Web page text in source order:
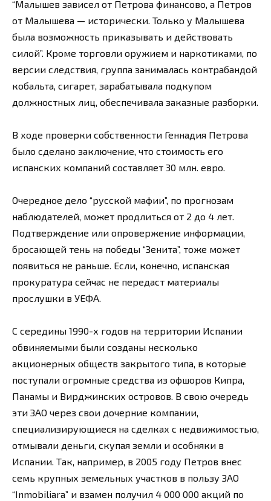
“Малышев зависел от Петрова финансово, а Петров
от Малышева — исторически. Только у Малышева
была возможность приказывать и действовать
силой”. Кроме торговли оружием и наркотиками, по
версии следствия, группа занималась контрабандой
кобальта, сигарет, зарабатывала подкупом
должностных лиц, обеспечивала заказные разборки.
В ходе проверки собственности Геннадия Петрова
было сделано заключение, что стоимость его
испанских компаний составляет 30 млн. евро.
Очередное дело “русской мафии”, по прогнозам
наблюдателей, может продлиться от 2 до 4 лет.
Подтверждение или опровержение информации,
бросающей тень на победы “Зенита”, тоже может
появиться не раньше. Если, конечно, испанская
прокуратура сейчас не передаст материалы
прослушки в УЕФА.
С середины 1990-х годов на территории Испании
обвиняемыми были созданы несколько
акционерных обществ закрытого типа, в которые
поступали огромные средства из офшоров Кипра,
Панамы и Вирджинских островов. В свою очередь
эти ЗАО через свои дочерние компании,
специализирующиеся на сделках с недвижимостью,
отмывали деньги, скупая земли и особняки в
Испании. Так, например, в 2005 году Петров внес
семь крупных земельных участков в пользу ЗАО
“Inmobiliarа” и взамен получил 4 000 000 акций по